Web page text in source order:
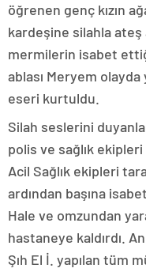
öğrenen genç kızın
kardeşine silahla ateş
mermilerin isabet
ablası Meryem
eseri kurtuldu.
Silah seslerini
polis ve sağlık
Acil Sağlık ekipleri
ardından başına
Hale ve omzundan
hastaneye kaldırdı.
Şıh El İ. yapılan tüm